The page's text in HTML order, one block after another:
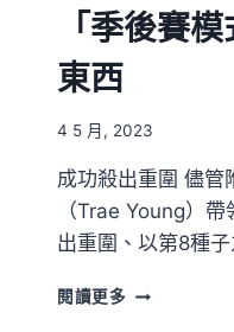
「季後賽
東西
4 5 月, 2023
成功殺出重圍 儘管
（Trae Young）
出重圍、以第8種
閱讀更多